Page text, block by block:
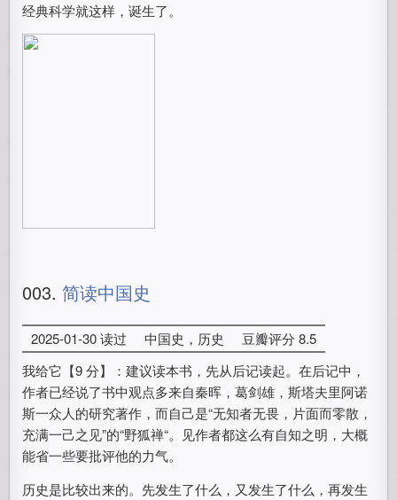
经典科学就这样，诞生了。
003.简读中国史
2025-01-30 读过 中国史，历史
豆瓣评分 8.5
我给它【9 分】：建议读本书，先从后记读起。在后记中，
作者已经说了书中观点多来自秦晖，葛剑雄，斯塔夫里阿诺
斯一众人的研究著作，而自己是“无知者无畏，片面而零散，
充满一己之见”的“野狐禅“。见作者都这么有自知之明，大概
能省一些要批评他的力气。
历史是比较出来的。先发生了什么，又发生了什么，再发生